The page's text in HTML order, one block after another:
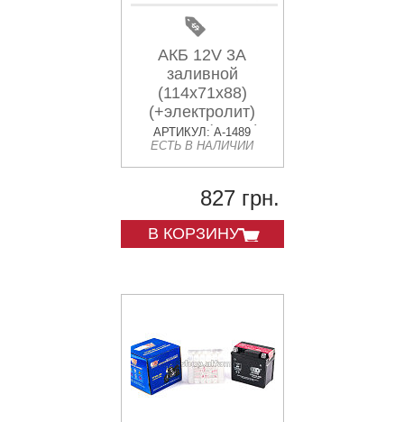
АКБ 12V 3А
заливной
(114x71x88)
(+электролит)
OUTDO (#AKY)
АРТИКУЛ: A-1489
ЕСТЬ В НАЛИЧИИ
827 грн.
В КОРЗИНУ